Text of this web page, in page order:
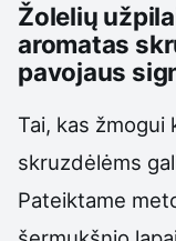
Žolelių
aromatas
pavojaus
Tai, kas žmogui
skruzdėlėms
Pateiktame